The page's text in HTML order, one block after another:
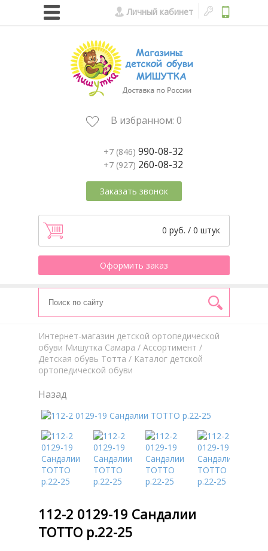
Личный кабинет
В избранном: 0
+7 (846) 990-08-32
+7 (927) 260-08-32
Заказать звонок
0 руб. / 0 штук
Оформить заказ
Интернет-магазин детской ортопедической
обуви Мишутка Самара / Aссортимент /
Детская обувь Тотта / Каталог детской
ортопедической обуви
Назад
112-2 0129-19 Сандалии
ТОТТО р.22-25